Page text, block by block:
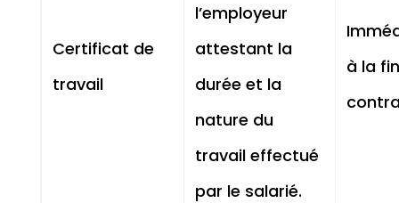
Certificat de
travail
l’employeur
attestant la
durée et la
nature du
travail effectué
par le salarié.
à la